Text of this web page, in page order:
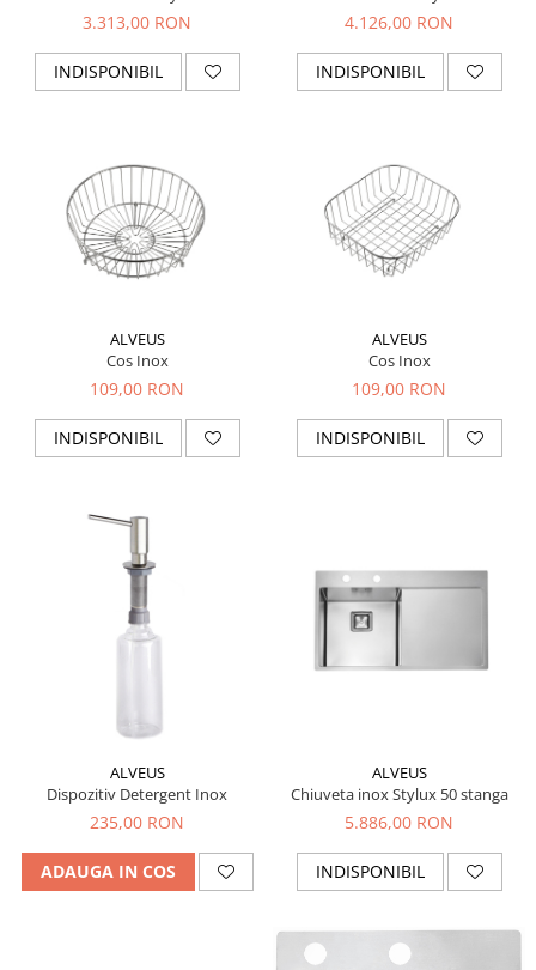
3.313,00 RON
INDISPONIBIL
4.126,00 RON
INDISPONIBIL
ALVEUS
Cos Inox
109,00 RON
INDISPONIBIL
ALVEUS
Cos Inox
109,00 RON
INDISPONIBIL
ALVEUS
Dispozitiv Detergent Inox
235,00 RON
ADAUGA IN COS
ALVEUS
Chiuveta inox Stylux 50 stanga
5.886,00 RON
INDISPONIBIL